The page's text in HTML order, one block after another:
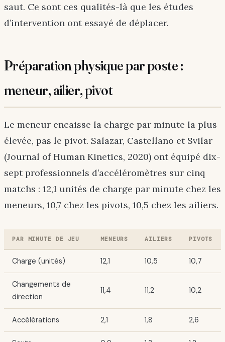
saut. Ce sont ces qualités-là que les études
d’intervention ont essayé de déplacer.
Préparation physique par poste :
meneur, ailier, pivot
Le meneur encaisse la charge par minute la plus
élevée, pas le pivot. Salazar, Castellano et Svilar
(Journal of Human Kinetics, 2020) ont équipé dix-
sept professionnels d’accéléromètres sur cinq
matchs : 12,1 unités de charge par minute chez les
meneurs, 10,7 chez les pivots, 10,5 chez les ailiers.
PAR MINUTE DE JEU MENEURS AILIERS PIVOTS
Charge (unités) 12,1 10,5 10,7
Changements de
direction
11,4 11,2 10,2
Accélérations 2,1 1,8 2,6